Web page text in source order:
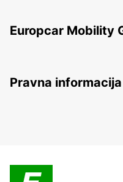
Europcar Mobility
Pravna informacija